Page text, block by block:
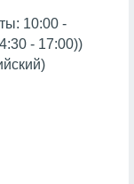
10:00 -
- 17:00))